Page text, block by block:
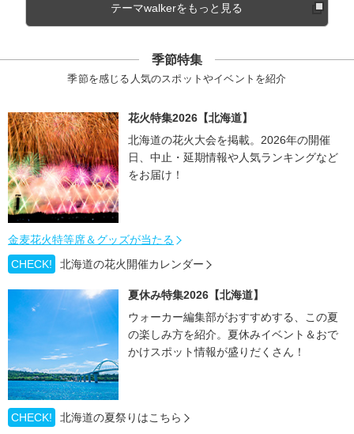
テーマwalkerをもっと見る
季節特集
季節を感じる人気のスポットやイベントを紹介
花火特集2026【北海道】
北海道の花火大会を掲載。2026年の開催
日、中止・延期情報や人気ランキングなど
をお届け！
金麦花火特等席＆グッズが当たる
CHECK!
北海道の花火開催カレンダー
夏休み特集2026【北海道】
ウォーカー編集部がおすすめする、この夏
の楽しみ方を紹介。夏休みイベント＆おで
かけスポット情報が盛りだくさん！
CHECK! 北海道の夏祭りはこちら